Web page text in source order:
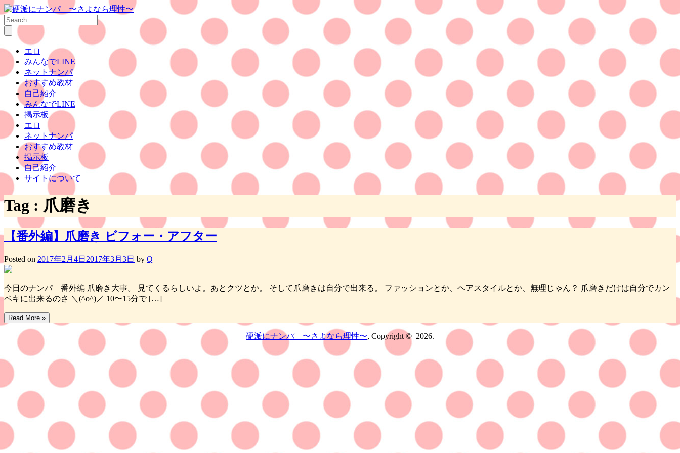
エロ
みんなでLINE
ネットナンパ
おすすめ教材
自己紹介
みんなでLINE
掲示板
エロ
ネットナンパ
おすすめ教材
掲示板
自己紹介
サイトについて
Tag : 爪磨き
【番外編】爪磨き ビフォー・アフター
Posted on 2017年2月4日 2017年3月3日 by Q
今日のナンパ 番外編 爪磨き大事。 見てくるらしいよ。あとクツとか。 そして爪磨きは自分で出来る。 ファッションとか、ヘアスタイルとか、無理じゃん？ 爪磨きだけは自分でカン
ペキに出来るのさ ＼(^o^)／ 10〜15分で […]
Read More »
硬派にナンパ 〜さよなら理性〜, Copyright © 2026.